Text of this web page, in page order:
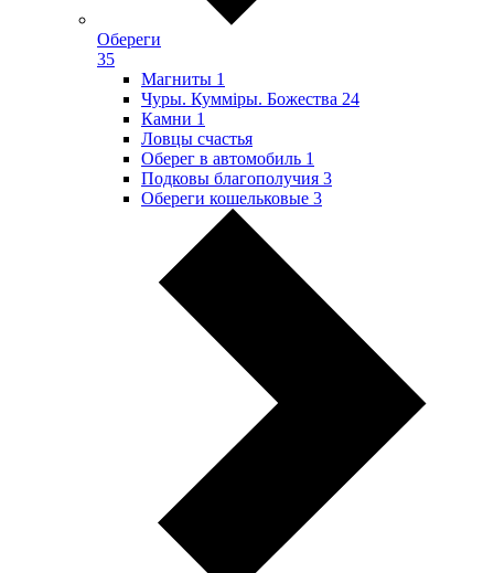
Обереги
35
Магниты 1
Чуры. Куммiры. Божества 24
Камни 1
Ловцы счастья
Оберег в автомобиль 1
Подковы благополучия 3
Обереги кошельковые 3